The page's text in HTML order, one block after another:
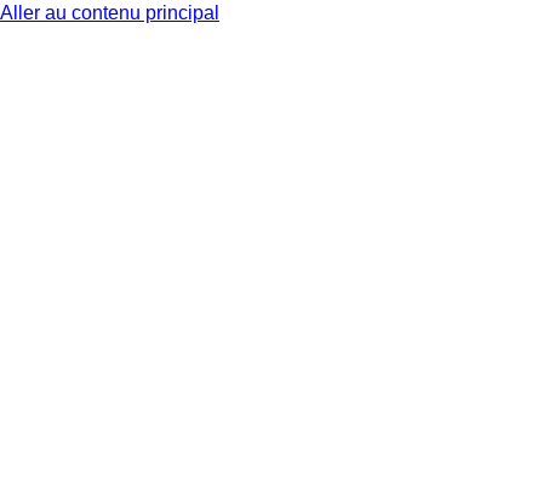
Aller au contenu principal